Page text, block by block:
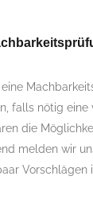
falls nötig eine
die
melden wir
Vorschlägen